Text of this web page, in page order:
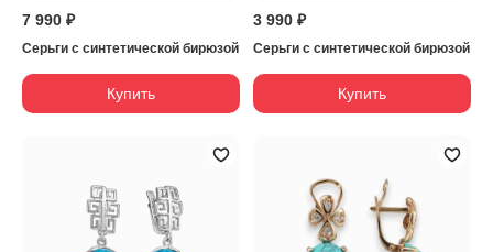
7 990 ₽
Серьги с синтетической бирюзой
Купить
3 990 ₽
Серьги с синтетической бирюзой
Купить